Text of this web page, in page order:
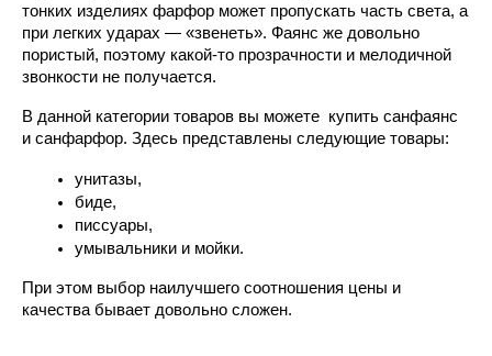
тонких изделиях фарфор может пропускать часть света, а
при легких ударах — «звенеть». Фаянс же довольно
пористый, поэтому какой-то прозрачности и мелодичной
звонкости не получается.
В данной категории товаров вы можете  купить санфаянс
и санфарфор. Здесь представлены следующие товары:
унитазы,
биде,
писсуары,
умывальники и мойки.
При этом выбор наилучшего соотношения цены и
качества бывает довольно сложен.